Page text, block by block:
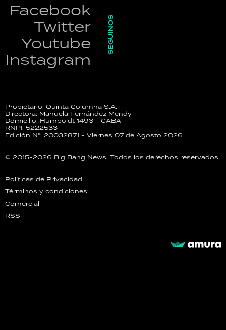
Facebook
Twitter
Youtube
Instagram
SEGUINOS
Propietario: Quinta Columna S.A.
Directora: Manuela Fernández Mendy
Domicilio: Humboldt 1493 - CABA
RNPI: 5222533
Edición N°: 20032871 - Viernes 07 de Agosto 2026
© 2015-2026 Big Bang News. Todos los derechos reservados.
Políticas de Privacidad
Términos y condiciones
Comercial
RSS